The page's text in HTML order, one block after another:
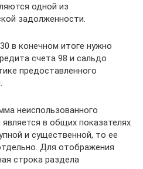
одной из
задолженности.
в конечном итоге нужно
счета 98 и сальдо
предоставленного
неиспользованного
в общих показателях
и существенной, то ее
Для отображения
строка раздела